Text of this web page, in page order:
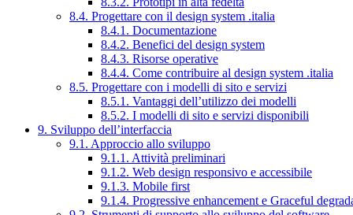
8.4. Progettare con il design system .italia
8.4.1. Documentazione
8.4.2. Benefici del design system
8.4.3. Risorse operative
8.4.4. Come contribuire al design system .italia
8.5. Progettare con i modelli di sito e servizi
8.5.1. Vantaggi dell’utilizzo dei modelli
8.5.2. I modelli di sito e servizi disponibili
9. Sviluppo dell’interfaccia
9.1. Approccio allo sviluppo
9.1.1. Attività preliminari
9.1.2. Web design responsivo e accessibile
9.1.3. Mobile first
9.1.4. Progressive enhancement e Graceful